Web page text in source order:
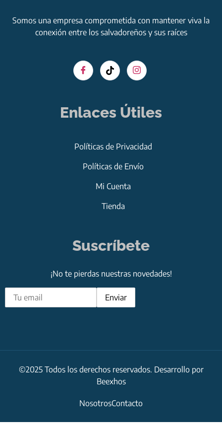
Somos una empresa comprometida con mantener viva la
conexión entre los salvadoreños y sus raíces
Enlaces Útiles
Políticas de Privacidad
Políticas de Envío
Mi Cuenta
Tienda
Suscríbete
¡No te pierdas nuestras novedades!
©2025 Todos los derechos reservados. Desarrollo por
Beexhos
NosotrosContacto